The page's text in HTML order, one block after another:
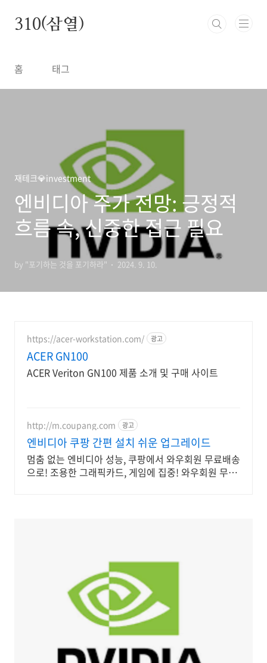
310(삼열)
홈 태그
재테크💎investment
엔비디아 주가 전망: 긍정적
흐름 속, 신중한 접근 필요
by "포기하는 것을 포기하라" 2024. 9. 10.
https://acer-workstation.com/ 광고
ACER GN100
ACER Veriton GN100 제품 소개 및 구매 사이트
http://m.coupang.com 광고
엔비디아 쿠팡 간편 설치 쉬운 업그레이드
멈춤 없는 엔비디아 성능, 쿠팡에서 와우회원 무료배송
으로! 조용한 그래픽카드, 게임에 집중! 와우회원 무료